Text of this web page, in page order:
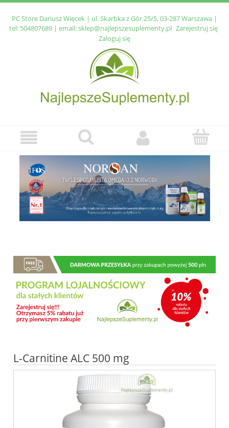
PC Store Dariusz Więcek | ul. Skarbka z Gór 25/5, 03-287 Warszawa |
tel: 504807689| email:sklep@najlepszesuplementy.pl Zarejestruj się
Zaloguj się
L-Carnitine ALC 500 mg